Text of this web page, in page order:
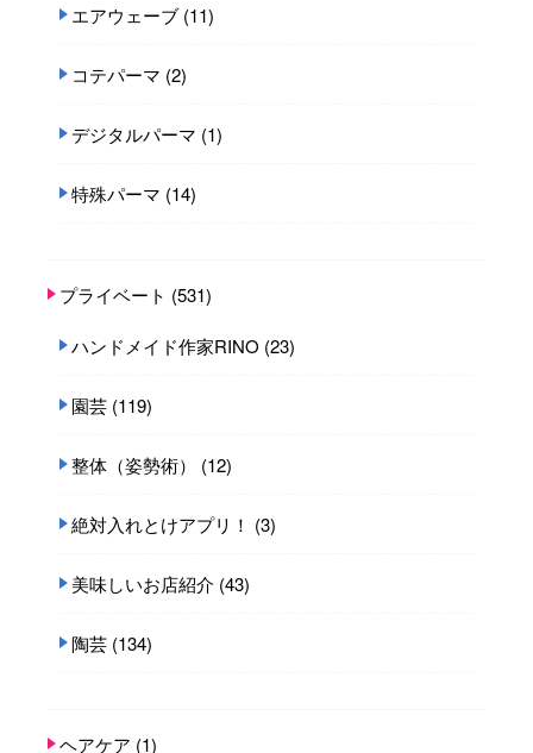
エアウェーブ (11)
コテパーマ (2)
デジタルパーマ (1)
特殊パーマ (14)
プライベート (531)
ハンドメイド作家RINO (23)
園芸 (119)
整体（姿勢術） (12)
絶対入れとけアプリ！ (3)
美味しいお店紹介 (43)
陶芸 (134)
ヘアケア (1)